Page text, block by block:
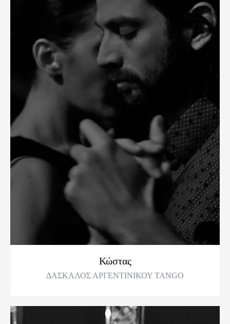
Κώστας
ΔΑΣΚΑΛΟΣ ΑΡΓΕΝΤΙΝΙΚΟΥ TANGO